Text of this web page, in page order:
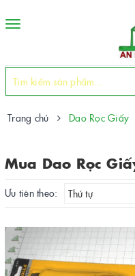
Toggle
Trang chủ Dao Rọc Giấy
Mua Dao Rọc
Ưu tiên theo: Thứ tự